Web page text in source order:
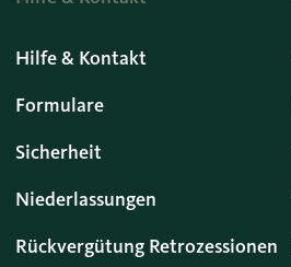
Hilfe & Kontakt
Formulare
Sicherheit
Niederlassungen
Rückvergütung Retrozessionen